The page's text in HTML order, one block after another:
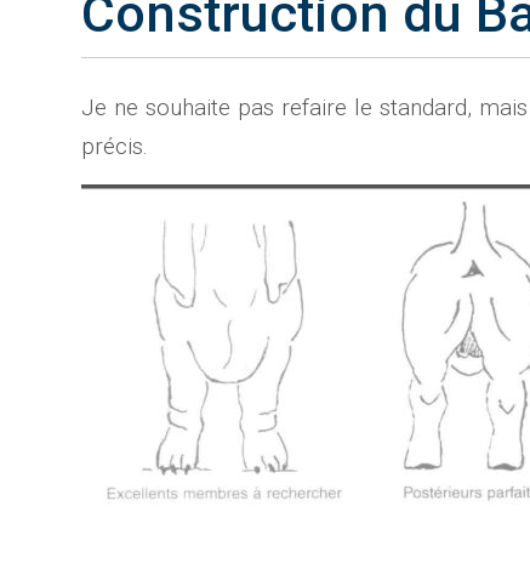
Construction du
Je ne souhaite pas refaire le standard,
précis.